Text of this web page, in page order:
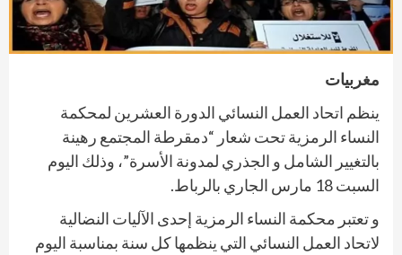
مغربيات
ينظم اتحاد العمل النسائي الدورة العشرين لمحكمة
النساء الرمزية تحت شعار “دمقرطة المجتمع رهينة
بالتغيير الشامل و الجذري لمدونة الأسرة”، وذلك اليوم
السبت 18 مارس الجاري بالرباط.
و تعتبر محكمة النساء الرمزية إحدى الآليات النضالية
لاتحاد العمل النسائي التي ينظمها كل سنة بمناسبة اليوم